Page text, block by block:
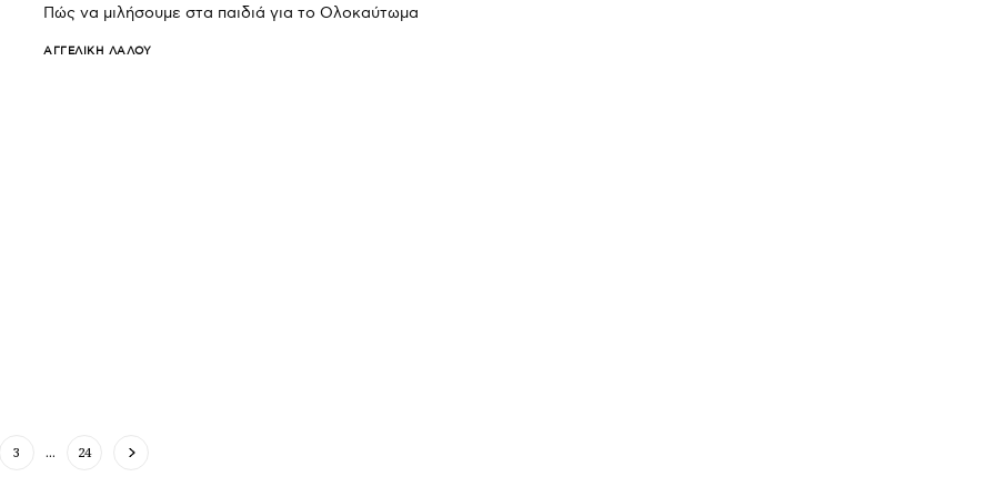
Πώς να μιλήσουμε στα παιδιά για το Ολοκαύτωμα
ΑΓΓΕΛΙΚΉ ΛΆΛΟΥ
3 … 24